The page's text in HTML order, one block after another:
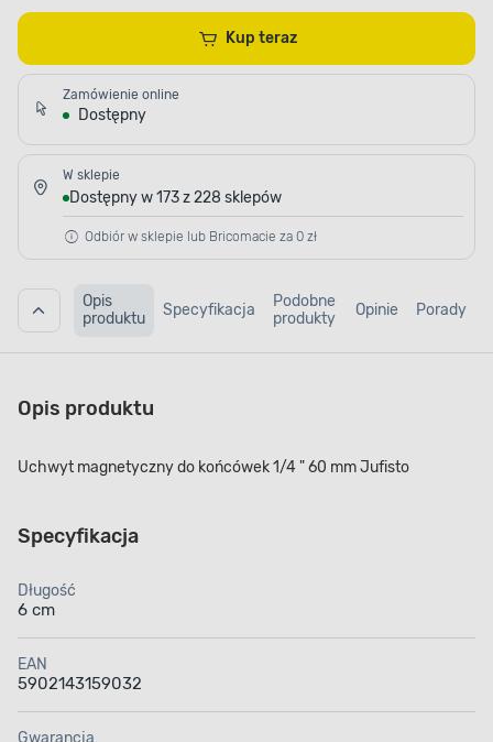
Kup teraz
Zamówienie online
Dostępny
W sklepie
Dostępny w 173 z 228 sklepów
Odbiór w sklepie lub Bricomacie za 0 zł
Opis
produktu
Specyfikacja
Podobne
produkty
Opinie Porady
Opis produktu
Uchwyt magnetyczny do końcówek 1/4 " 60 mm Jufisto
Specyfikacja
Długość
6 cm
EAN
5902143159032